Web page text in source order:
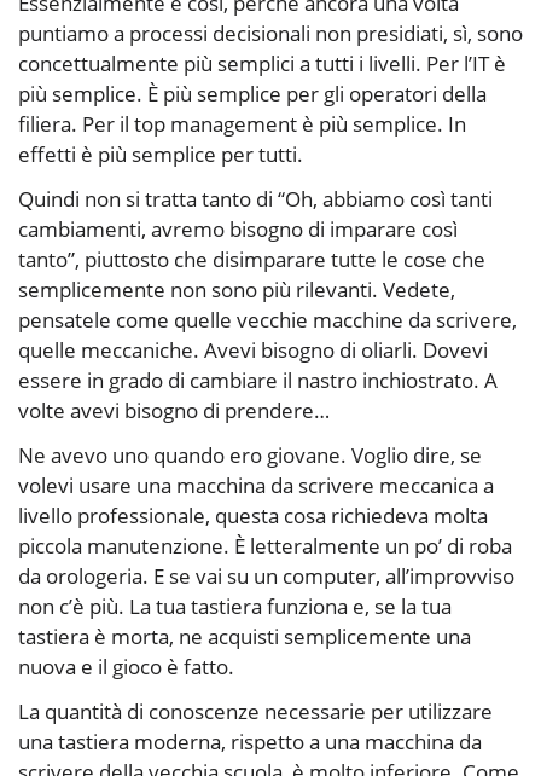
puntiamo a processi decisionali non presidiati, sì, sono
concettualmente più semplici a tutti i livelli. Per l’IT è
più semplice. È più semplice per gli operatori della
filiera. Per il top management è più semplice. In
effetti è più semplice per tutti.
Quindi non si tratta tanto di “Oh, abbiamo così tanti
cambiamenti, avremo bisogno di imparare così
tanto”, piuttosto che disimparare tutte le cose che
semplicemente non sono più rilevanti. Vedete,
pensatele come quelle vecchie macchine da scrivere,
quelle meccaniche. Avevi bisogno di oliarli. Dovevi
essere in grado di cambiare il nastro inchiostrato. A
volte avevi bisogno di prendere…
Ne avevo uno quando ero giovane. Voglio dire, se
volevi usare una macchina da scrivere meccanica a
livello professionale, questa cosa richiedeva molta
piccola manutenzione. È letteralmente un po’ di roba
da orologeria. E se vai su un computer, all’improvviso
non c’è più. La tua tastiera funziona e, se la tua
tastiera è morta, ne acquisti semplicemente una
nuova e il gioco è fatto.
La quantità di conoscenze necessarie per utilizzare
una tastiera moderna, rispetto a una macchina da